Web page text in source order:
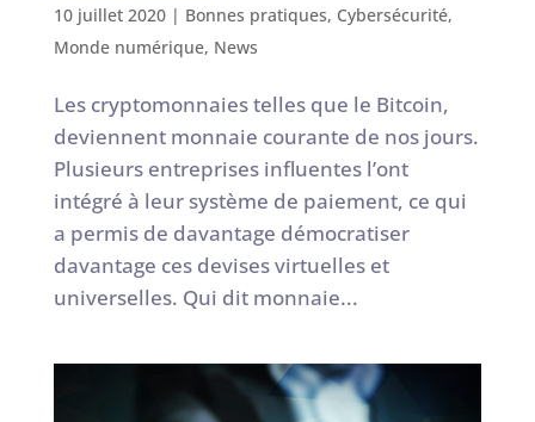
10 juillet 2020| Bonnes pratiques, Cybersécurité,
Monde numérique, News
Les cryptomonnaies telles que le Bitcoin,
deviennent monnaie courante de nos jours.
Plusieurs entreprises influentes l’ont
intégré à leur système de paiement, ce qui
a permis de davantage démocratiser
davantage ces devises virtuelles et
universelles. Qui dit monnaie...